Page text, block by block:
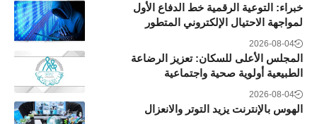
خبراء: التوعية الرقمية خط الدفاع الأول
لمواجهة الاحتيال الإلكتروني المتطور
2026-08-04
المجلس الأعلى للسكان: تعزيز الرضاعة
الطبيعية أولوية صحية واجتماعية
2026-08-04
الهوس بالإنترنت يزيد التوتر والانعزال